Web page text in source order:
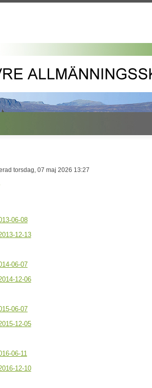
torsdag, 07 maj 2026 13:27
06-08
12-13
06-07
12-06
06-07
12-05
06-11
12-10